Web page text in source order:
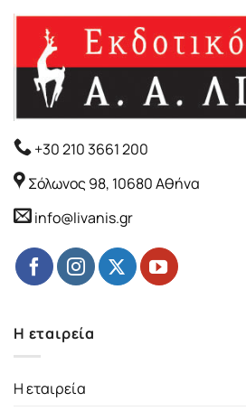
+30 210 3661 200
Σόλωνος 98, 10680 Αθήνα
info@livanis.gr
Η εταιρεία
Η εταιρεία